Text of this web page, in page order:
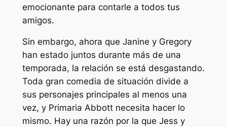
emocionante para contarle a todos tus
amigos.
Sin embargo, ahora que Janine y Gregory
han estado juntos durante más de una
temporada, la relación se está desgastando.
Toda gran comedia de situación divide a
sus personajes principales al menos una
vez, y Primaria Abbottnecesita hacer lo
mismo. Hay una razón por la que Jess y